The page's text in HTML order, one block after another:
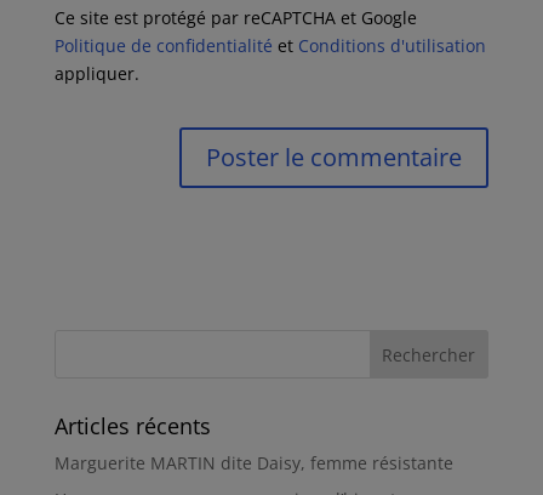
Ce site est protégé par reCAPTCHA et Google
Politique de confidentialité et Conditions d'utilisation
appliquer.
Articles récents
Marguerite MARTIN dite Daisy, femme résistante